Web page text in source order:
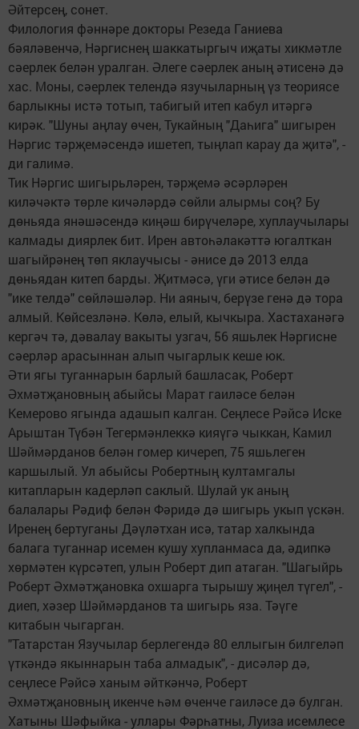
Әйтерсең, сонет.
Филология фәннәре докторы Резеда Ганиева
бәяләвенчә, Нәргис­нең шаккатыргыч иҗаты хикмәтле
сәерлек белән уралган. Әлеге сәерлек аның әтисенә дә
хас. Моны, сәерлек телендә язучыларның үз теориясе
барлыкны истә тотып, табигый итеп кабул итәргә
кирәк. "Шуны аңлау өчен, Тукайның "Даһига" шигырен
Нәргис тәрҗемәсендә ишетеп, тыңлап карау да җитә", -
ди галимә.
Тик Нәргис шигырьләрен, тәрҗемә әсәрләрен
киләчәктә төрле кичәләрдә сөйли алырмы соң? Бу
дөньяда янәшәсендә киңәш бирүчеләре, хуплаучылары
калмады диярлек бит. Ирен автоһәлакәттә югалткан
шагыйрәнең төп яклаучысы - әнисе дә 2013 елда
дөньядан китеп барды. Җитмәсә, үги әтисе белән дә
"ике телдә" сөйләшәләр. Ни аяныч, берүзе генә дә тора
алмый. Көйсезләнә. Көлә, елый, кычкыра. Хастаханәгә
кергәч тә, дәвалау вакыты узгач, 56 яшьлек Нәргисне
сәерләр арасыннан алып чыгарлык кеше юк.
Әти ягы туганнарын барлый башласак, Роберт
Әхмәтҗановның абыйсы Марат гаиләсе белән
Кемерово ягында адашып калган. Сеңлесе Рәйсә Иске
Арыштан Түбән Тегермәнлеккә кияүгә чыккан, Камил
Шәймәрданов белән гомер кичереп, 75 яшьлеген
каршылый. Ул абыйсы Робертның култамгалы
китапларын кадерләп саклый. Шулай ук аның
балалары Рәдиф белән Фәридә дә шигырь укып үскән.
Иренең бертуганы Дәүләтхан исә, татар халкында
балага туганнар исемен кушу хупланмаса да, әдипкә
хөрмәтен күрсәтеп, улын Роберт дип атаган. "Шагыйрь
Роберт Әхмәтҗановка охшарга тырышу җиңел түгел", -
диеп, хәзер Шәймәрданов та шигырь яза. Тәүге
китабын чыгарган.
"Татарстан Язучылар берлегендә 80 еллыгын билгеләп
үткәндә якыннарын таба алмадык", - дисәләр дә,
сеңлесе Рәйсә ханым әйткәнчә, Роберт
Әхмәтҗановның икенче һәм өченче гаиләсе дә булган.
Хатыны Шәфыйка - уллары Фәрһатны, Луиза исемлесе